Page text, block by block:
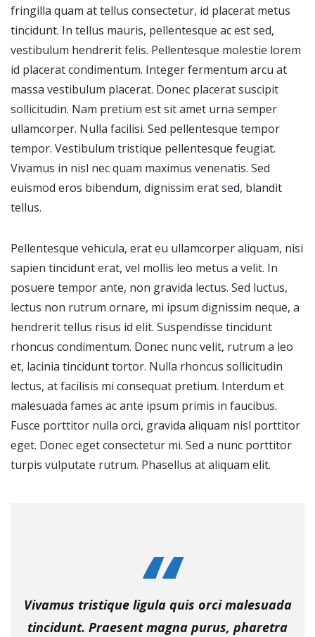
fringilla quam at tellus consectetur, id placerat metus
tincidunt. In tellus mauris, pellentesque ac est sed,
vestibulum hendrerit felis. Pellentesque molestie lorem
id placerat condimentum. Integer fermentum arcu at
massa vestibulum placerat. Donec placerat suscipit
sollicitudin. Nam pretium est sit amet urna semper
ullamcorper. Nulla facilisi. Sed pellentesque tempor
tempor. Vestibulum tristique pellentesque feugiat.
Vivamus in nisl nec quam maximus venenatis. Sed
euismod eros bibendum, dignissim erat sed, blandit
tellus.
Pellentesque vehicula, erat eu ullamcorper aliquam, nisi
sapien tincidunt erat, vel mollis leo metus a velit. In
posuere tempor ante, non gravida lectus. Sed luctus,
lectus non rutrum ornare, mi ipsum dignissim neque, a
hendrerit tellus risus id elit. Suspendisse tincidunt
rhoncus condimentum. Donec nunc velit, rutrum a leo
et, lacinia tincidunt tortor. Nulla rhoncus sollicitudin
lectus, at facilisis mi consequat pretium. Interdum et
malesuada fames ac ante ipsum primis in faucibus.
Fusce porttitor nulla orci, gravida aliquam nisl porttitor
eget. Donec eget consectetur mi. Sed a nunc porttitor
turpis vulputate rutrum. Phasellus at aliquam elit.
Vivamus tristique ligula quis orci malesuada
tincidunt. Praesent magna purus, pharetra